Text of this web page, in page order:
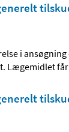
i
Lægemidlet